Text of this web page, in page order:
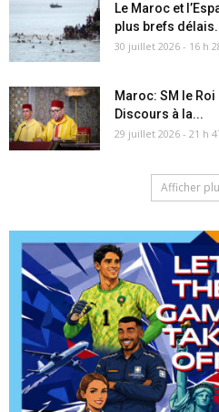
Le Maroc et
plus brefs
30 juillet 2026 - 16 h
Maroc: SM le
Discours à la...
29 juillet 2026 - 21 h
Afficher